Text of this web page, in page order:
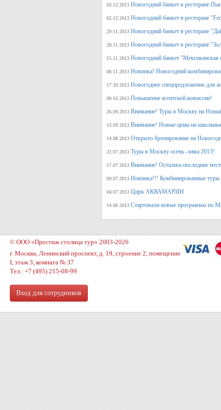
03.12.2013 Новогодний банкет в ресторане
02.12.2013 Новогодний банкет в ресторане
29.11.2013 Новогодний банкет в ресторане
28.11.2013 Новогодний банкет в ресторане
15.11.2013 Новогодний банкет
08.11.2013 Новинка! Новогодний
17.10.2013 Новогоднее спецпредложение для
09.10.2013 Повышение агентской комиссии!
26.09.2013 Внимание! Туры в Москву на
13.09.2013 Внимание! Новые цены на
14.08.2013 Открыто бронирование на
22.07.2013 Туры в Москву осень -зима 2013!
17.07.2013 Внимание! Остались последние
09.07.2013 Новинка!!! Комбинированные туры
04.07.2013 Цирк АКВАМАРИН
14.06.2013 Стартовали новые программы по
© ООО «Престиж столица тур» 2003-2026
г. Москва, Ленинский проспект, д. 19, строение 2, помещение
I, этаж 3, комната № 37
Тел.: +7 (495) 215-08-99
Вход для сотрудников